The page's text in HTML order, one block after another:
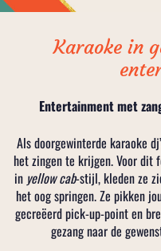
Karaoke in
Entertainment met
Als doorgewinterde karaoke
het zingen te krijgen. Voor dit
in yellow cab-stijl, kleden ze
het oog springen. Ze pikken
gecreëerd pick-up-point en
gezang naar de